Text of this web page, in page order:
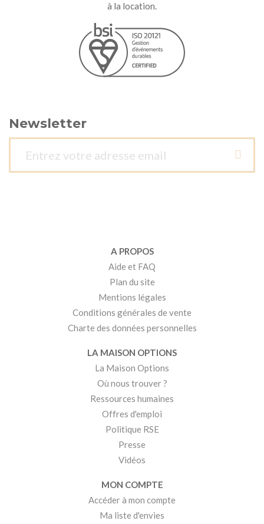
à la location.
Newsletter
A PROPOS
Aide et FAQ
Plan du site
Mentions légales
Conditions générales de vente
Charte des données personnelles
LA MAISON OPTIONS
La Maison Options
Où nous trouver ?
Ressources humaines
Offres d'emploi
Politique RSE
Presse
Vidéos
MON COMPTE
Accéder à mon compte
Ma liste d'envies